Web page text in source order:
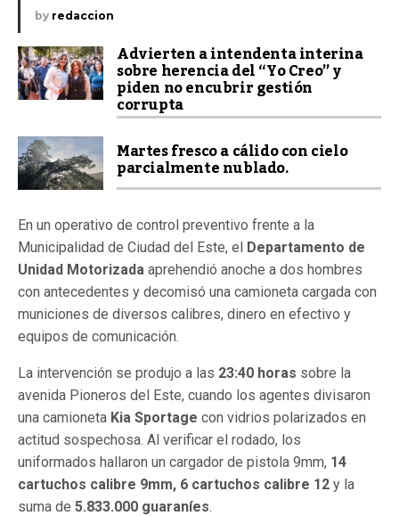
by redaccion
Advierten a intendenta interina
sobre herencia del “Yo Creo” y
piden no encubrir gestión
corrupta
Martes fresco a cálido con cielo
parcialmente nublado.
En un operativo de control preventivo frente a la
Municipalidad de Ciudad del Este, el Departamento de
Unidad Motorizada aprehendió anoche a dos hombres
con antecedentes y decomisó una camioneta cargada con
municiones de diversos calibres, dinero en efectivo y
equipos de comunicación.
La intervención se produjo a las 23:40 horas sobre la
avenida Pioneros del Este, cuando los agentes divisaron
una camioneta Kia Sportage con vidrios polarizados en
actitud sospechosa. Al verificar el rodado, los
uniformados hallaron un cargador de pistola 9mm, 14
cartuchos calibre 9mm, 6 cartuchos calibre 12 y la
suma de 5.833.000 guaraníes.